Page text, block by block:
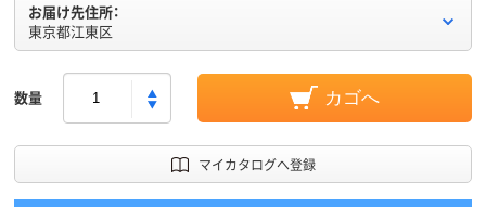
お届け先住所：
東京都江東区
数量 カゴへ
マイカタログへ登録